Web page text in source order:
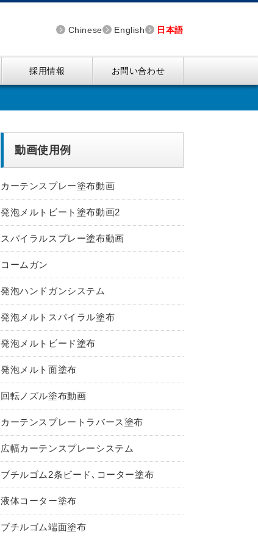
Chinese English 日本語
採用情報 お問い合わせ
動画使用例
カーテンスプレー塗布動画
発泡メルトビート塗布動画2
スパイラルスプレー塗布動画
コームガン
発泡ハンドガンシステム
発泡メルトスパイラル塗布
発泡メルトビード塗布
発泡メルト面塗布
回転ノズル塗布動画
カーテンスプレートラバース塗布
広幅カーテンスプレーシステム
ブチルゴム2条ビード､コーター塗布
液体コーター塗布
ブチルゴム端面塗布